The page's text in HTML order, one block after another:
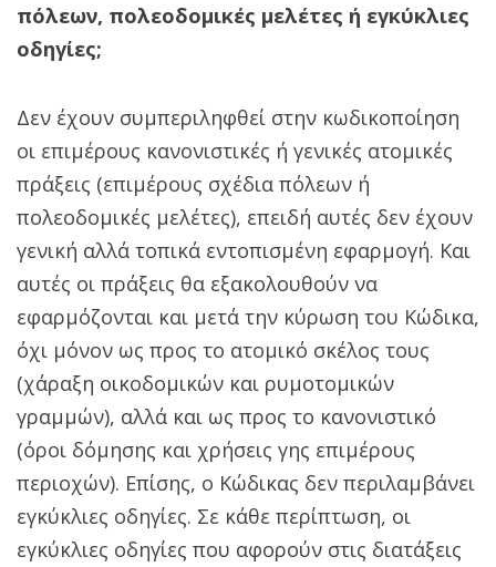
πόλεων, πολεοδομικές μελέτες ή εγκύκλιες
οδηγίες;
Δεν έχουν συμπεριληφθεί στην κωδικοποίηση
οι επιμέρους κανονιστικές ή γενικές ατομικές
πράξεις (επιμέρους σχέδια πόλεων ή
πολεοδομικές μελέτες), επειδή αυτές δεν έχουν
γενική αλλά τοπικά εντοπισμένη εφαρμογή. Και
αυτές οι πράξεις θα εξακολουθούν να
εφαρμόζονται και μετά την κύρωση του Κώδικα,
όχι μόνον ως προς το ατομικό σκέλος τους
(χάραξη οικοδομικών και ρυμοτομικών
γραμμών), αλλά και ως προς το κανονιστικό
(όροι δόμησης και χρήσεις γης επιμέρους
περιοχών). Επίσης, ο Κώδικας δεν περιλαμβάνει
εγκύκλιες οδηγίες. Σε κάθε περίπτωση, οι
εγκύκλιες οδηγίες που αφορούν στις διατάξεις